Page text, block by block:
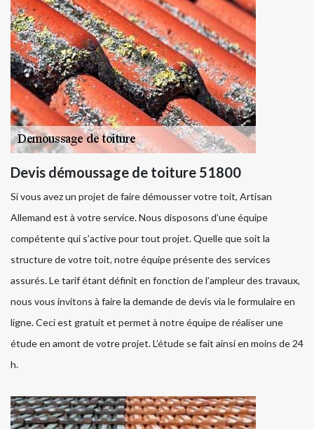
Devis démoussage de toiture 51800
Si vous avez un projet de faire démousser votre toit, Artisan
Allemand est à votre service. Nous disposons d’une équipe
compétente qui s’active pour tout projet. Quelle que soit la
structure de votre toit, notre équipe présente des services
assurés. Le tarif étant définit en fonction de l’ampleur des travaux,
nous vous invitons à faire la demande de devis via le formulaire en
ligne. Ceci est gratuit et permet à notre équipe de réaliser une
étude en amont de votre projet. L’étude se fait ainsi en moins de 24
h.